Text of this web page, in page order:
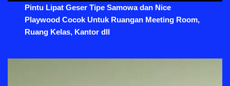
Pintu Lipat Geser Tipe Samowa dan Nice
Playwood Cocok Untuk Ruangan Meeting Room,
Ruang Kelas, Kantor dll